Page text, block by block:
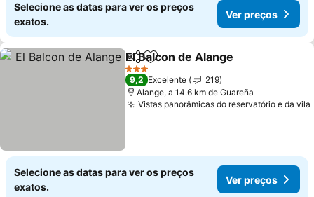
Selecione as datas para ver os preços
exatos.
Ver preços
PartilharAdicionar aos favoritos
El Balcon de Alange
3 Estrelas
9,2 Excelente
219
Alange, a 14.6 km de Guareña
Vistas panorâmicas do reservatório e da vila
Selecione as datas para ver os preços
exatos.
Ver preços